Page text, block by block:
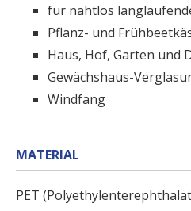
für nahtlos
Pflanz- und
Haus, Hof, Garten und
Gewächshaus-
Windfang
MATERIAL
PET